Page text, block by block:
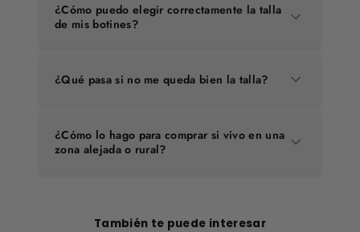
¿Cómo puedo elegir correctamente la talla
de mis botines?
¿Qué pasa si no me queda bien la talla?
¿Cómo lo hago para comprar si vivo en una
zona alejada o rural?
También te puede interesar